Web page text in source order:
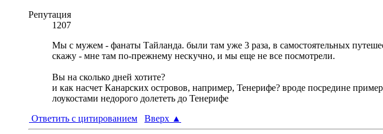
Репутация
1207
Мы с мужем - фанаты Тайланда. были там уже 3 раза, в самостоятельных
скажу - мне там по-прежнему нескучно, и мы еще не все посмотрели.
Вы на сколько дней хотите?
и как насчет Канарских островов, например, Тенерифе? вроде посредине
лоукостами недорого долететь до Тенерифе
Ответить с цитированием
Вверх ▲